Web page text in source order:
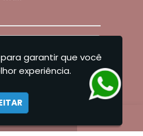
- Estética Dental e
garantir que você
experiência.